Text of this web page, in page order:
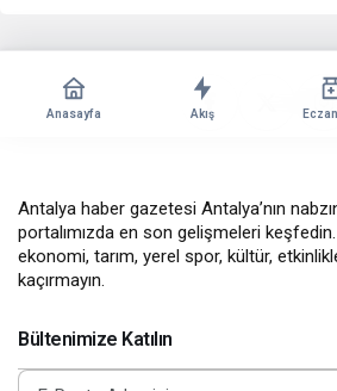
Anasayfa Akış
Antalya haber gazetesi Antalya’nın
portalımızda en son gelişmeleri
ekonomi, tarım, yerel spor, kültür,
kaçırmayın.
Bültenimize Katılın